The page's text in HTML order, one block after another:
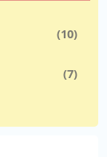
(10)
(7)